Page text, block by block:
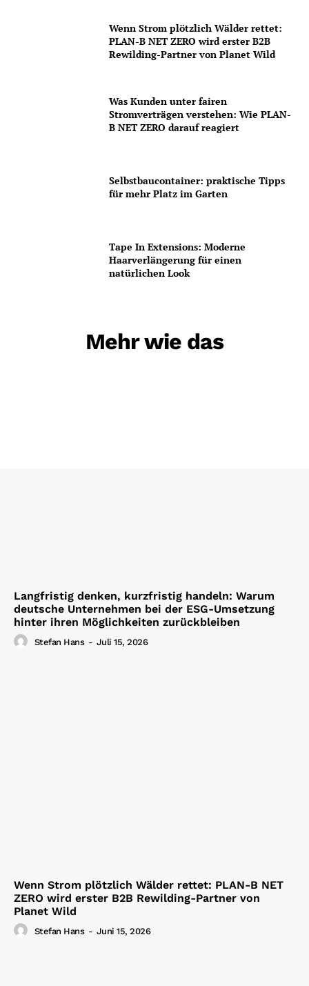
Wenn Strom plötzlich Wälder rettet:
PLAN-B NET ZERO wird erster B2B
Rewilding-Partner von Planet Wild
Was Kunden unter fairen
Stromverträgen verstehen: Wie PLAN-
B NET ZERO darauf reagiert
Selbstbaucontainer: praktische Tipps
für mehr Platz im Garten
Tape In Extensions: Moderne
Haarverlängerung für einen
natürlichen Look
Mehr wie das
Langfristig denken, kurzfristig handeln: Warum
deutsche Unternehmen bei der ESG-Umsetzung
hinter ihren Möglichkeiten zurückbleiben
Stefan Hans - Juli 15, 2026
Wenn Strom plötzlich Wälder rettet: PLAN-B NET
ZERO wird erster B2B Rewilding-Partner von
Planet Wild
Stefan Hans - Juni 15, 2026